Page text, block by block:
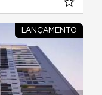
LANÇAMENTO